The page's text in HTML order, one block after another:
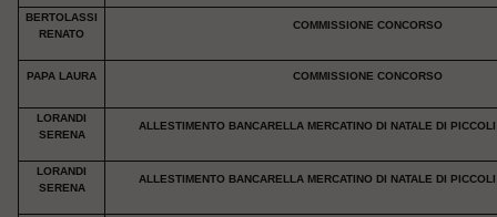
BERTOLASSI
RENATO
COMMISSIONE CONCORSO
PAPA LAURA COMMISSIONE CONCORSO
LORANDI
SERENA
ALLESTIMENTO BANCARELLA MERCATINO DI NATALE DI
LORANDI
SERENA
ALLESTIMENTO BANCARELLA MERCATINO DI NATALE DI